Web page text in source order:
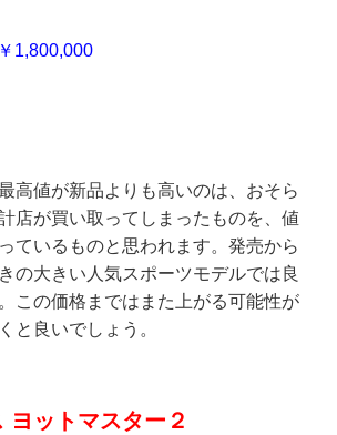
1,800,000
高値が新品よりも高いのは、おそら
店が買い取ってしまったものを、値
ているものと思われます。発売から
の大きい人気スポーツモデルでは良
この価格まではまた上がる可能性が
と良いでしょう。
ヨットマスター２